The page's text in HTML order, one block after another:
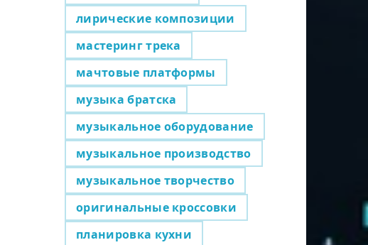
лирические композиции
мастеринг трека
мачтовые платформы
музыка братска
музыкальное оборудование
музыкальное производство
музыкальное творчество
оригинальные кроссовки
планировка кухни